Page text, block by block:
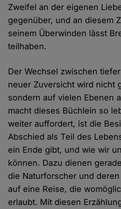
Zweifel an der eigenen
gegenüber, und an diesem
seinem Überwinden lässt
teilhaben.
Der Wechsel zwischen
neuer Zuversicht wird nicht
sondern auf vielen Ebenen
macht dieses Büchlein so
weiter auffordert, ist die
Abschied als Teil des
ein Ende gibt, und wie wir
können. Dazu dienen
die Naturforscher und
auf eine Reise, die
erlaubt. Mit diesen